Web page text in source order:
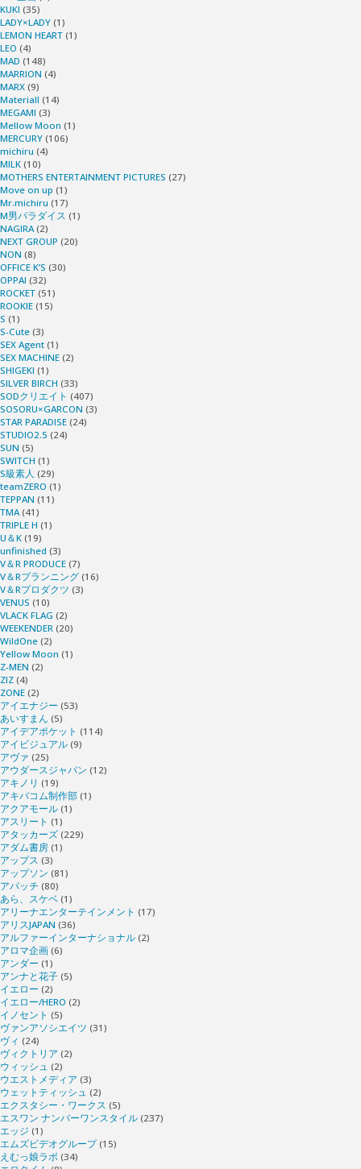
KUKI (35)
LADY×LADY (1)
LEMON HEART (1)
LEO (4)
MAD (148)
MARRION (4)
MARX (9)
Materiall (14)
MEGAMI (3)
Mellow Moon (1)
MERCURY (106)
michiru (4)
MILK (10)
MOTHERS ENTERTAINMENT PICTURES (27)
Move on up (1)
Mr.michiru (17)
M男パラダイス (1)
NAGIRA (2)
NEXT GROUP (20)
NON (8)
OFFICE K’S (30)
OPPAI (32)
ROCKET (51)
ROOKIE (15)
S (1)
S-Cute (3)
SEX Agent (1)
SEX MACHINE (2)
SHIGEKI (1)
SILVER BIRCH (33)
SODクリエイト (407)
SOSORU×GARCON (3)
STAR PARADISE (24)
STUDIO2.5 (24)
SUN (5)
SWITCH (1)
S級素人 (29)
teamZERO (1)
TEPPAN (11)
TMA (41)
TRIPLE H (1)
U＆K (19)
unfinished (3)
V＆R PRODUCE (7)
V＆Rプランニング (16)
V＆Rプロダクツ (3)
VENUS (10)
VLACK FLAG (2)
WEEKENDER (20)
WildOne (2)
Yellow Moon (1)
Z-MEN (2)
ZIZ (4)
ZONE (2)
アイエナジー (53)
あいすまん (5)
アイデアポケット (114)
アイビジュアル (9)
アヴァ (25)
アウダースジャパン (12)
アキノリ (19)
アキバコム制作部 (1)
アクアモール (1)
アスリート (1)
アタッカーズ (229)
アダム書房 (1)
アップス (3)
アップソン (81)
アパッチ (80)
あら、スケベ (1)
アリーナエンターテインメント (17)
アリスJAPAN (36)
アルファーインターナショナル (2)
アロマ企画 (6)
アンダー (1)
アンナと花子 (5)
イエロー (2)
イエロー/HERO (2)
イノセント (5)
ヴァンアソシエイツ (31)
ヴィ (24)
ヴィクトリア (2)
ウィッシュ (2)
ウエストメディア (3)
ウェットティッシュ (2)
エクスタシー・ワークス (5)
エスワン ナンバーワンスタイル (237)
エッジ (1)
エムズビデオグループ(15)
えむっ娘ラボ (34)